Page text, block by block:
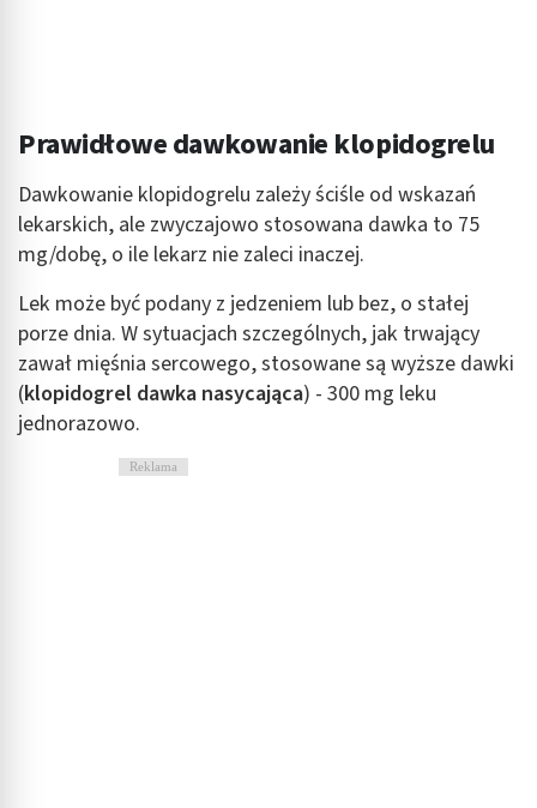
Prawidłowe dawkowanie klopidogrelu
Dawkowanie klopidogrelu zależy ściśle od wskazań
lekarskich, ale zwyczajowo stosowana dawka to 75
mg/dobę, o ile lekarz nie zaleci inaczej.
Lek może być podany z jedzeniem lub bez, o stałej
porze dnia. W sytuacjach szczególnych, jak trwający
zawał mięśnia sercowego, stosowane są wyższe dawki
(klopidogrel dawka nasycająca) - 300 mg leku
jednorazowo.
Reklama